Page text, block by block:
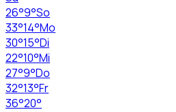
26°9°So
33°14°Mo
30°15°Di
22°10°Mi
27°9°Do
32°13°Fr
36°20°